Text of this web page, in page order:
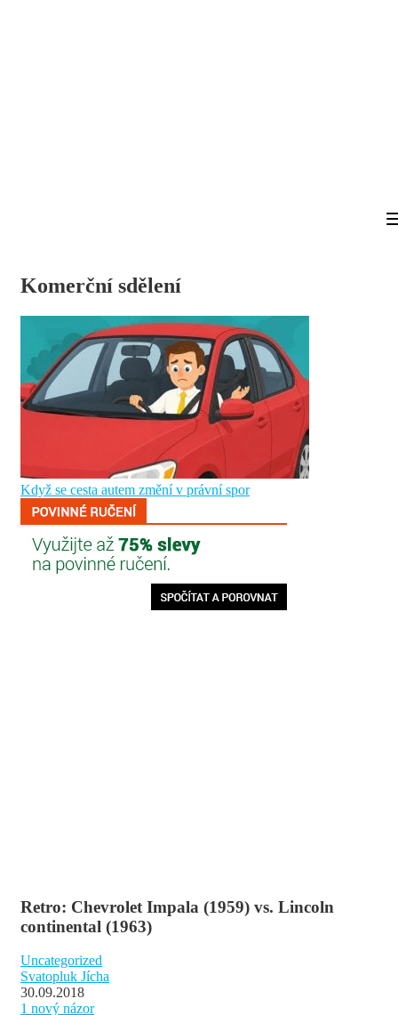
Retro: Chevrolet Impala (1959) vs. Lincoln
continental (1963)
Uncategorized
Svatopluk Jícha
30.09.2018
1 nový názor
Komerční sdělení
Když se cesta autem změní v právní spor